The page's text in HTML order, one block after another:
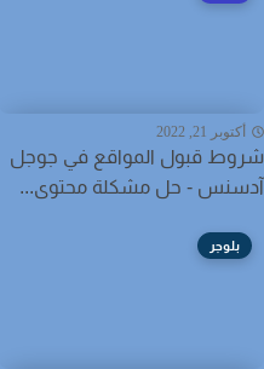
21, 2022
قبول المواقع في جوجل
- حل مشكلة محتوى...
بلوجر